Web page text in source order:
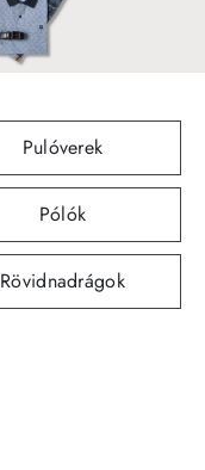
Pulóverek
Pólók
Rövidnadrágok